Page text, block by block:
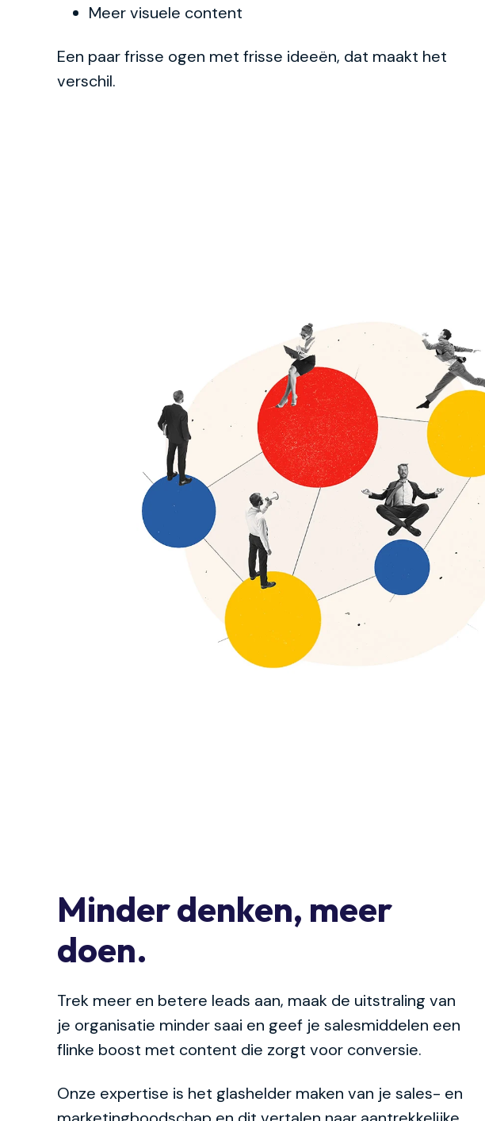
Meer visuele content
Een paar frisse ogen met frisse ideeën, dat maakt het
verschil.
Minder denken, meer
doen.
Trek meer en betere leads aan, maak de uitstraling van
je organisatie minder saai en geef je salesmiddelen een
flinke boost met content die zorgt voor conversie.
Onze expertise is het glashelder maken van je sales- en